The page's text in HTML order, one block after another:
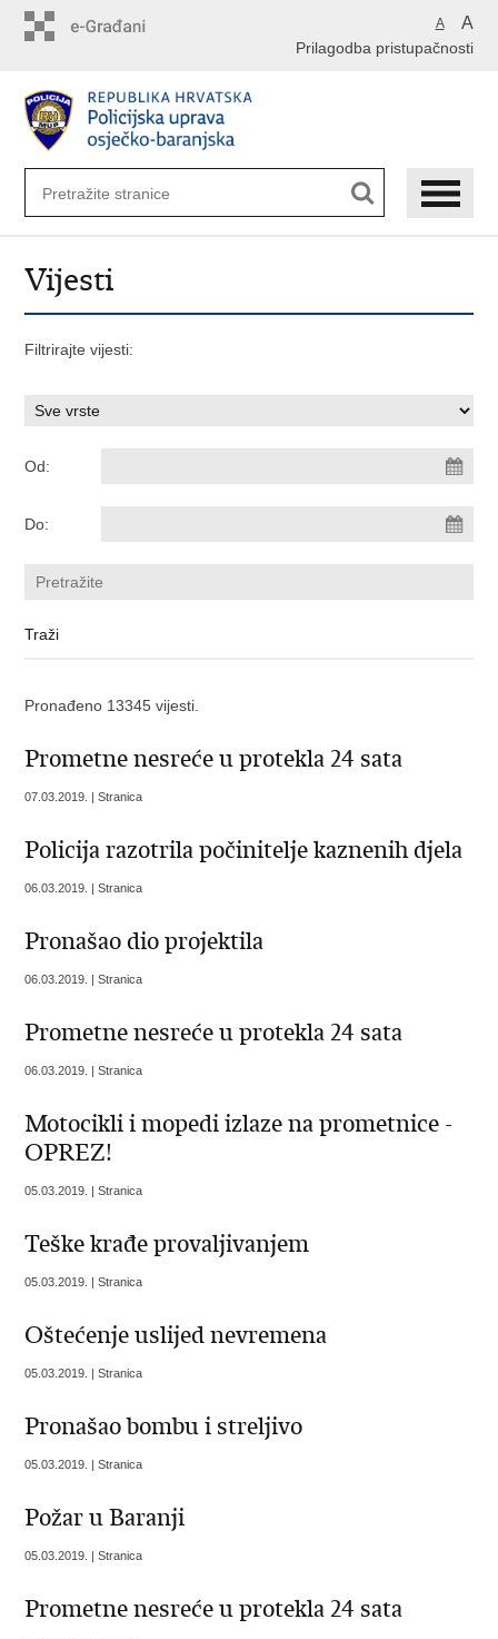
A A
Prilagodba pristupačnosti
Vijesti
Filtrirajte vijesti:
Od:
Do:
Pronađeno 13345 vijesti.
Prometne nesreće u protekla 24 sata
07.03.2019. | Stranica
Policija razotrila počinitelje kaznenih djela
06.03.2019. | Stranica
Pronašao dio projektila
06.03.2019. | Stranica
Prometne nesreće u protekla 24 sata
06.03.2019. | Stranica
Motocikli i mopedi izlaze na prometnice -
OPREZ!
05.03.2019. | Stranica
Teške krađe provaljivanjem
05.03.2019. | Stranica
Oštećenje uslijed nevremena
05.03.2019. | Stranica
Pronašao bombu i streljivo
05.03.2019. | Stranica
Požar u Baranji
05.03.2019. | Stranica
Prometne nesreće u protekla 24 sata